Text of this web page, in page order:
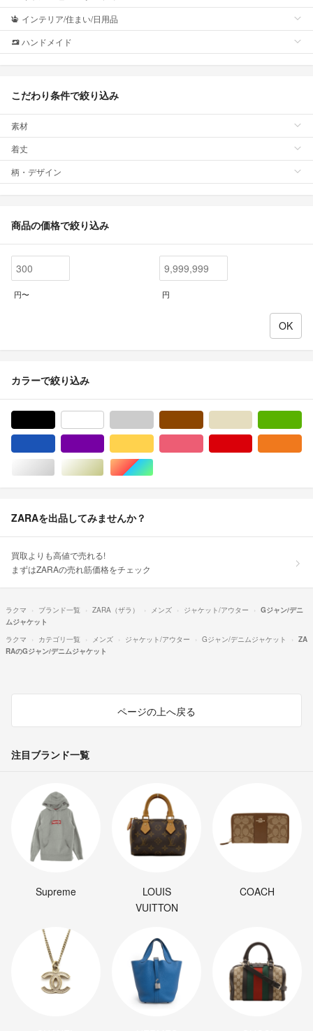
インテリア/住まい/日用品
ハンドメイド
こだわり条件で絞り込み
素材
着丈
柄・デザイン
商品の価格で絞り込み
円〜 円
カラーで絞り込み
シルバー/銀色系ゴールド/金色系マルチカラー
ZARAを出品してみませんか？
買取よりも高値で売れる!
まずはZARAの売れ筋価格をチェック
ラクマ ブランド一覧 ZARA（ザラ） メンズ ジャケット/アウター
Gジャン/デニ
ムジャケット
ラクマ
カテゴリ一覧 メンズ ジャケット/アウター Gジャン/デニムジャケット
ZA
RAのGジャン/デニムジャケット
ページの上へ戻る
注目ブランド一覧
Supreme
LOUIS
VUITTON
COACH